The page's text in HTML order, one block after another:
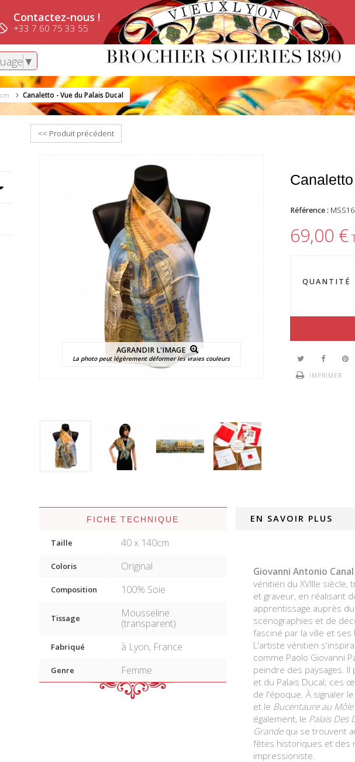
Contactez-nous !
+33 7 60 75 33 55
▼
Canaletto - Vue du Palais Ducal
<< Produit précédent
AGRANDIR L'IMAGE
La photo peut légèrement déformer les vraies couleurs
Référence :
69,00 €
QUANTITÉ
IMPRIMER
FICHE TECHNIQUE
Taille 40 x 140cm
Coloris Original
Composition 100% Soie
Tissage
Mousseline
(transparent)
Fabriqué à Lyon, France
Genre Femme
EN SAVOIR PLUS
Giovanni Antonio
vénitien du XVIIIe siècle,
et graveur, en réalisant
apprentissage auprès
scénographies et de
fasciné par la ville et
L'artiste vénitien
comme Paolo Giovanni
peindre des paysages. Il
et du Palais Ducal; ces
de l'époque. À signaler
et le Bucentaure au
également, le Palais Des
Grande qui se trouvent
fêtes historiques et des
impressioniste.